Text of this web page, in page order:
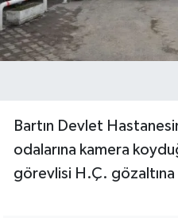
Bartın Devlet
odalarına kamera
görevlisi H.Ç. gözaltına
DÜNYA